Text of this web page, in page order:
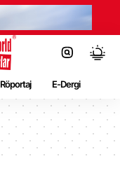
Röportaj E-Dergi